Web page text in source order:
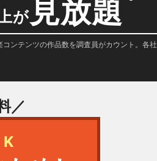
が 見放題
ンテンツの作品数を調査員がカウント。各社
／